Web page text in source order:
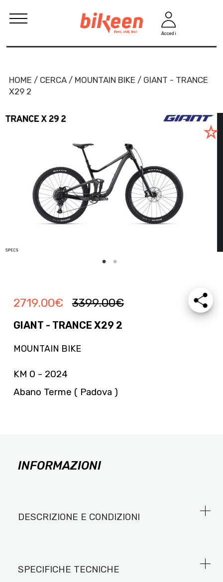
Accedi
HOME / CERCA / MOUNTAIN BIKE / GIANT - TRANCE
X29 2
2719.00€ 3399.00€
GIANT - TRANCE X29 2
MOUNTAIN BIKE
KM 0 - 2024
Abano Terme ( Padova )
INFORMAZIONI
DESCRIZIONE E CONDIZIONI
SPECIFICHE TECNICHE